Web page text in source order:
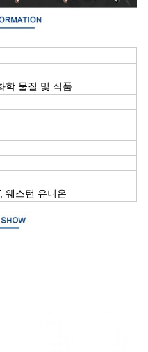
학 물질 및 식품
웨스턴 유니온